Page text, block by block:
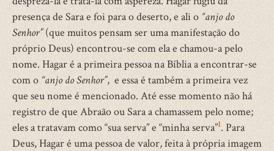
presença de Sara e foi para o deserto, e ali o “anjo do
Senhor”(que muitos pensam ser uma manifestação do
próprio Deus) encontrou-se com ela e chamou-a pelo
nome. Hagar é a primeira pessoa na Bíblia a encontrar-se
com o “anjo do Senhor”, e essa é também a primeira vez
que seu nome é mencionado. Até esse momento não há
registro de que Abraão ou Sara a chamassem pelo nome;
eles a tratavam como “sua serva” e “minha serva”1. Para
Deus, Hagar é uma pessoa de valor, feita à própria imagem